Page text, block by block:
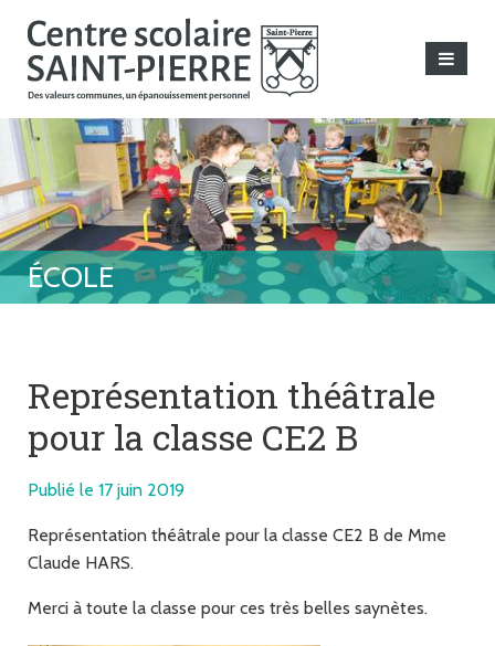
Représentation théâtrale
pour la classe CE2 B
Publié le 17 juin 2019
Représentation théâtrale pour la classe CE2 B de Mme
Claude HARS.
Merci à toute la classe pour ces très belles saynètes.